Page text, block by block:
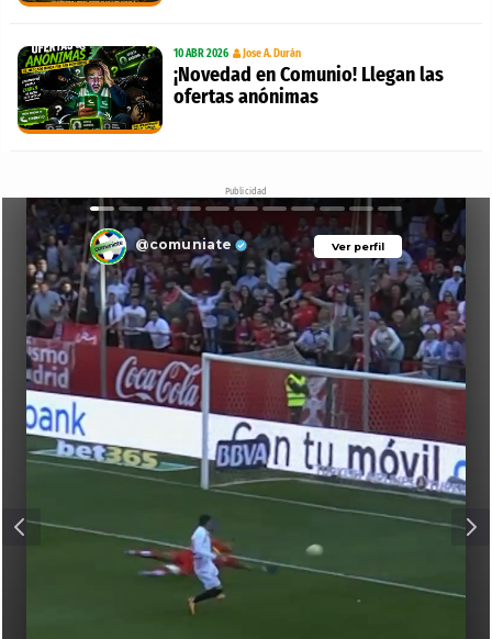
10 ABR 2026 Jose A. Durán
¡Novedad en Comunio! Llegan las
ofertas anónimas
Publicidad
Ver perfil
@comuniate Ver perfil